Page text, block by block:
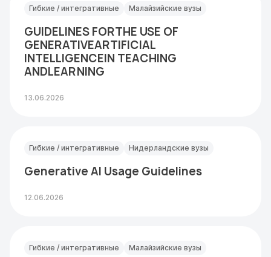
Гибкие / интегративные Малайзийские вузы
GUIDELINES FORTHE USE OF
GENERATIVEARTIFICIAL
INTELLIGENCEIN TEACHING
ANDLEARNING
13.06.2026
Гибкие / интегративные Нидерландские вузы
Generative AI Usage Guidelines
12.06.2026
Гибкие / интегративные Малайзийские вузы